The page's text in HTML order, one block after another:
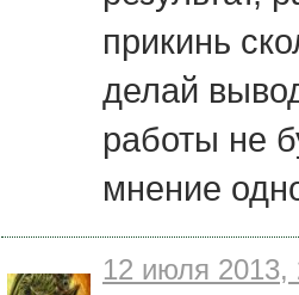
прикинь
делай
работы не
мнение
12 июля 2013,